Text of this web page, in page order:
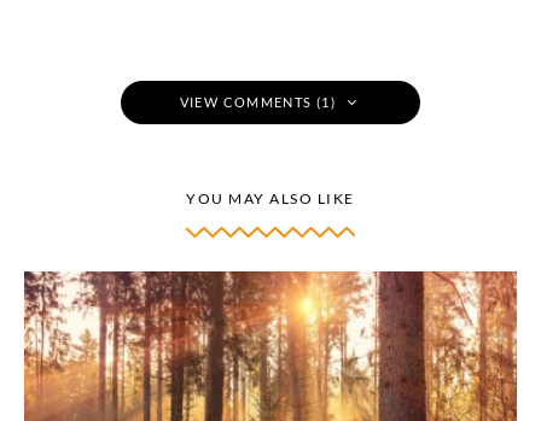
VIEW COMMENTS (1)
YOU MAY ALSO LIKE